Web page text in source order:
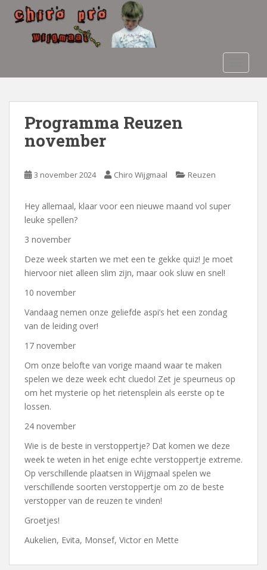
o
Programma Reuzen
november
3 november 2024 Chiro Wijgmaal Reuzen
Hey allemaal, klaar voor een nieuwe maand vol super
leuke spellen?
3 november
Deze week starten we met een te gekke quiz! Je moet
hiervoor niet alleen slim zijn, maar ook sluw en snel!
10 november
Vandaag nemen onze geliefde aspi’s het een zondag
van de leiding over!
17 november
Om onze belofte van vorige maand waar te maken
spelen we deze week echt cluedo! Zet je speurneus op
om het mysterie op het rietensplein als eerste op te
lossen.
24 november
Wie is de beste in verstoppertje? Dat komen we deze
week te weten in het enige echte verstoppertje extreme.
Op verschillende plaatsen in Wijgmaal spelen we
verschillende soorten verstoppertje om zo de beste
verstopper van de reuzen te vinden!
Groetjes!
Aukelien, Evita, Monsef, Victor en Mette